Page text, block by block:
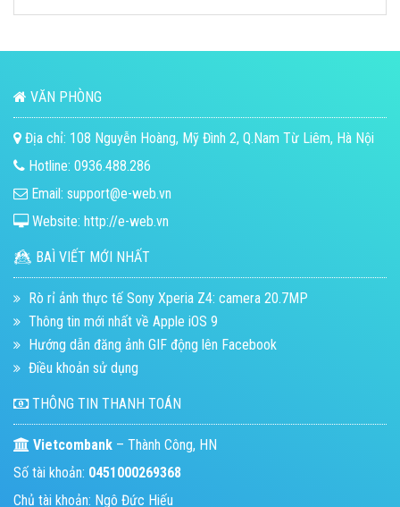
VĂN PHÒNG
Địa chỉ: 108 Nguyễn Hoàng, Mỹ Đình 2, Q.Nam Từ Liêm, Hà Nội
Hotline: 0936.488.286
Email: support@e-web.vn
Website: http://e-web.vn
BAÌ VIẾT MỚI NHẤT
Rò rỉ ảnh thực tế Sony Xperia Z4: camera 20.7MP
Thông tin mới nhất về Apple iOS 9
Hướng dẫn đăng ảnh GIF động lên Facebook
Điều khoản sử dụng
THÔNG TIN THANH TOÁN
Vietcombank – Thành Công, HN
Số tài khoản: 0451000269368
Chủ tài khoản: Ngô Đức Hiếu